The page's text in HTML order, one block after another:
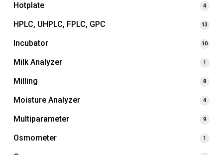
Hotplate 4
HPLC, UHPLC, FPLC, GPC 13
Incubator 10
Milk Analyzer 1
Milling 8
Moisture Analyzer 4
Multiparameter 9
Osmometer 1